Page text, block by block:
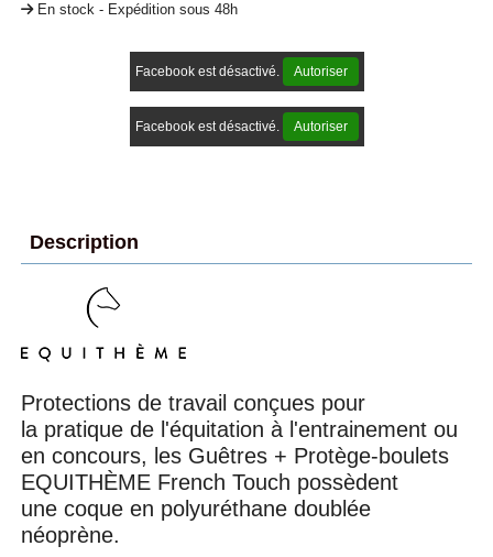
En stock - Expédition sous 48h
Facebook est désactivé. Autoriser
Facebook est désactivé. Autoriser
Description
Protections de travail conçues pour
la pratique de l'équitation à l'entrainement ou
en concours, les Guêtres + Protège-boulets
EQUITHÈME French Touch possèdent
une coque en polyuréthane doublée
néoprène.